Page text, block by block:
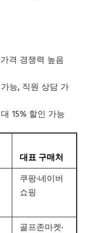
격 경쟁력 높음
능, 직원 상담 가
15% 할인 가능
대표 구매처
쿠팡·네이버
쇼핑
골프존마켓·